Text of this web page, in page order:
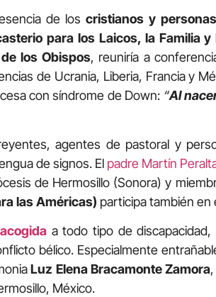
de los cristianos y
para los Laicos, la Familia y
los Obispos, reuniría a
de Ucrania, Liberia, Francia y
con síndrome de Down: “Al
agentes de pastoral y
de signos. El padre Martín
de Hermosillo (Sonora) y
las Américas) participa también en
a todo tipo de discapacidad,
bélico. Especialmente
Luz Elena Bracamonte Zamora
México.